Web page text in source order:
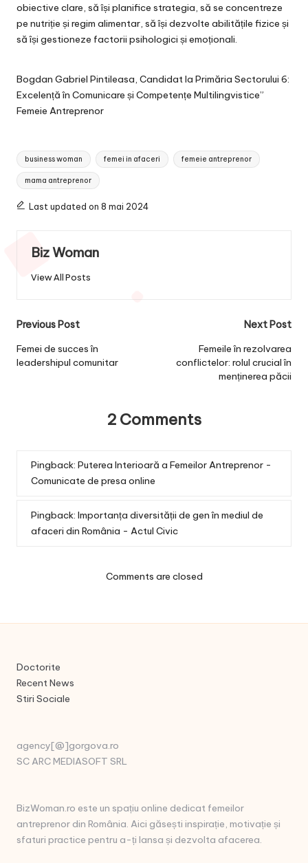
obiective clare, să își planifice strategia, să se concentreze
pe nutriție și regim alimentar, să își dezvolte abilitățile fizice și
să își gestioneze factorii psihologici și emoționali.
Bogdan Gabriel Pintileasa, Candidat la Primăria Sectorului 6:
Excelență în Comunicare și Competențe Multilingvistice”
Femeie Antreprenor
Tags:
business woman femei in afaceri femeie antreprenor
mama antreprenor
Last updated on 8 mai 2024
Biz Woman
View All Posts
Post
navigation
Previous Post
Femei de succes în
leadershipul comunitar
Next Post
Femeile în rezolvarea
conflictelor: rolul crucial în
menținerea păcii
2 Comments
Pingback: Puterea Interioară a Femeilor Antreprenor -
Comunicate de presa online
Pingback: Importanța diversității de gen în mediul de
afaceri din România - Actul Civic
Comments are closed
Doctorite
Recent News
Stiri Sociale
agency[@]gorgova.ro
SC ARC MEDIASOFT SRL
BizWoman.ro este un spațiu online dedicat femeilor
antreprenor din România. Aici găsești inspirație, motivație și
sfaturi practice pentru a-ți lansa și dezvolta afacerea.